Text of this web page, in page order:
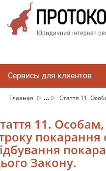
Сервисы для клиентов
Главная ... Стаття 11.
11.
Закону.